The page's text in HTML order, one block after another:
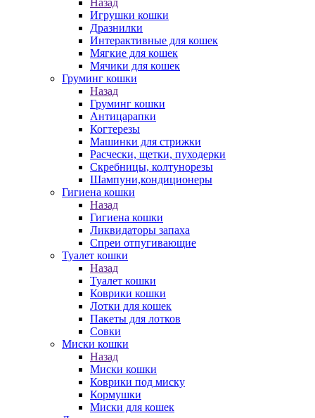
Назад
Игрушки кошки
Дразнилки
Интерактивные для кошек
Мягкие для кошек
Мячики для кошек
Груминг кошки
Назад
Груминг кошки
Антицарапки
Когтерезы
Машинки для стрижки
Расчески, щетки, пуходерки
Скребницы, колтунорезы
Шампуни,кондиционеры
Гигиена кошки
Назад
Гигиена кошки
Ликвидаторы запаха
Спреи отпугивающие
Туалет кошки
Назад
Туалет кошки
Коврики кошки
Лотки для кошек
Пакеты для лотков
Совки
Миски кошки
Назад
Миски кошки
Коврики под миску
Кормушки
Миски для кошек